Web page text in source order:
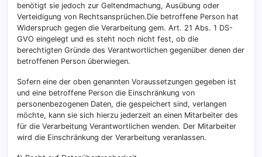
benötigt sie jedoch zur Geltendmachung, Ausübung oder
Verteidigung von Rechtsansprüchen.Die betroffene Person hat
Widerspruch gegen die Verarbeitung gem. Art. 21 Abs. 1 DS-
GVO eingelegt und es steht noch nicht fest, ob die
berechtigten Gründe des Verantwortlichen gegenüber denen der
betroffenen Person überwiegen.
Sofern eine der oben genannten Voraussetzungen gegeben ist
und eine betroffene Person die Einschränkung von
personenbezogenen Daten, die gespeichert sind, verlangen
möchte, kann sie sich hierzu jederzeit an einen Mitarbeiter des
für die Verarbeitung Verantwortlichen wenden. Der Mitarbeiter
wird die Einschränkung der Verarbeitung veranlassen.